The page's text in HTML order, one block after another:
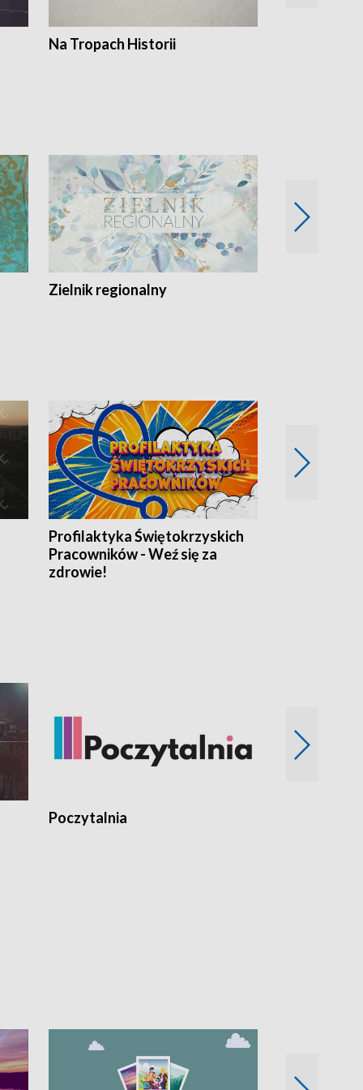
Na Tropach Historii
Zielnik regionalny
Profilaktyka Świętokrzyskich
Pracowników - Weź się za
zdrowie!
Poczytalnia